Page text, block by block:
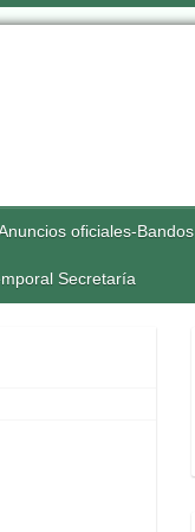
oficiales-Bandos
Secretaría